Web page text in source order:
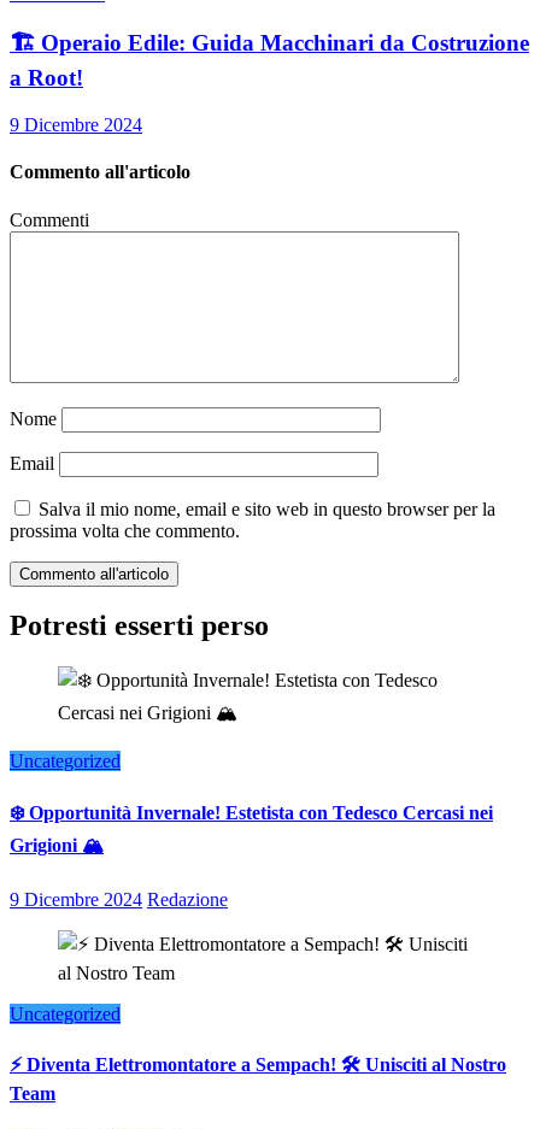
🏗️ Operaio Edile: Guida Macchinari da Costruzione
a Root!
9 Dicembre 2024
Commento all'articolo
Commenti
Nome
Email
Salva il mio nome, email e sito web in questo browser per la
prossima volta che commento.
Potresti esserti perso
Uncategorized
❄️ Opportunità Invernale! Estetista con Tedesco Cercasi nei
Grigioni 🏔️
9 Dicembre 2024 Redazione
Uncategorized
⚡ Diventa Elettromontatore a Sempach! 🛠️ Unisciti al Nostro
Team